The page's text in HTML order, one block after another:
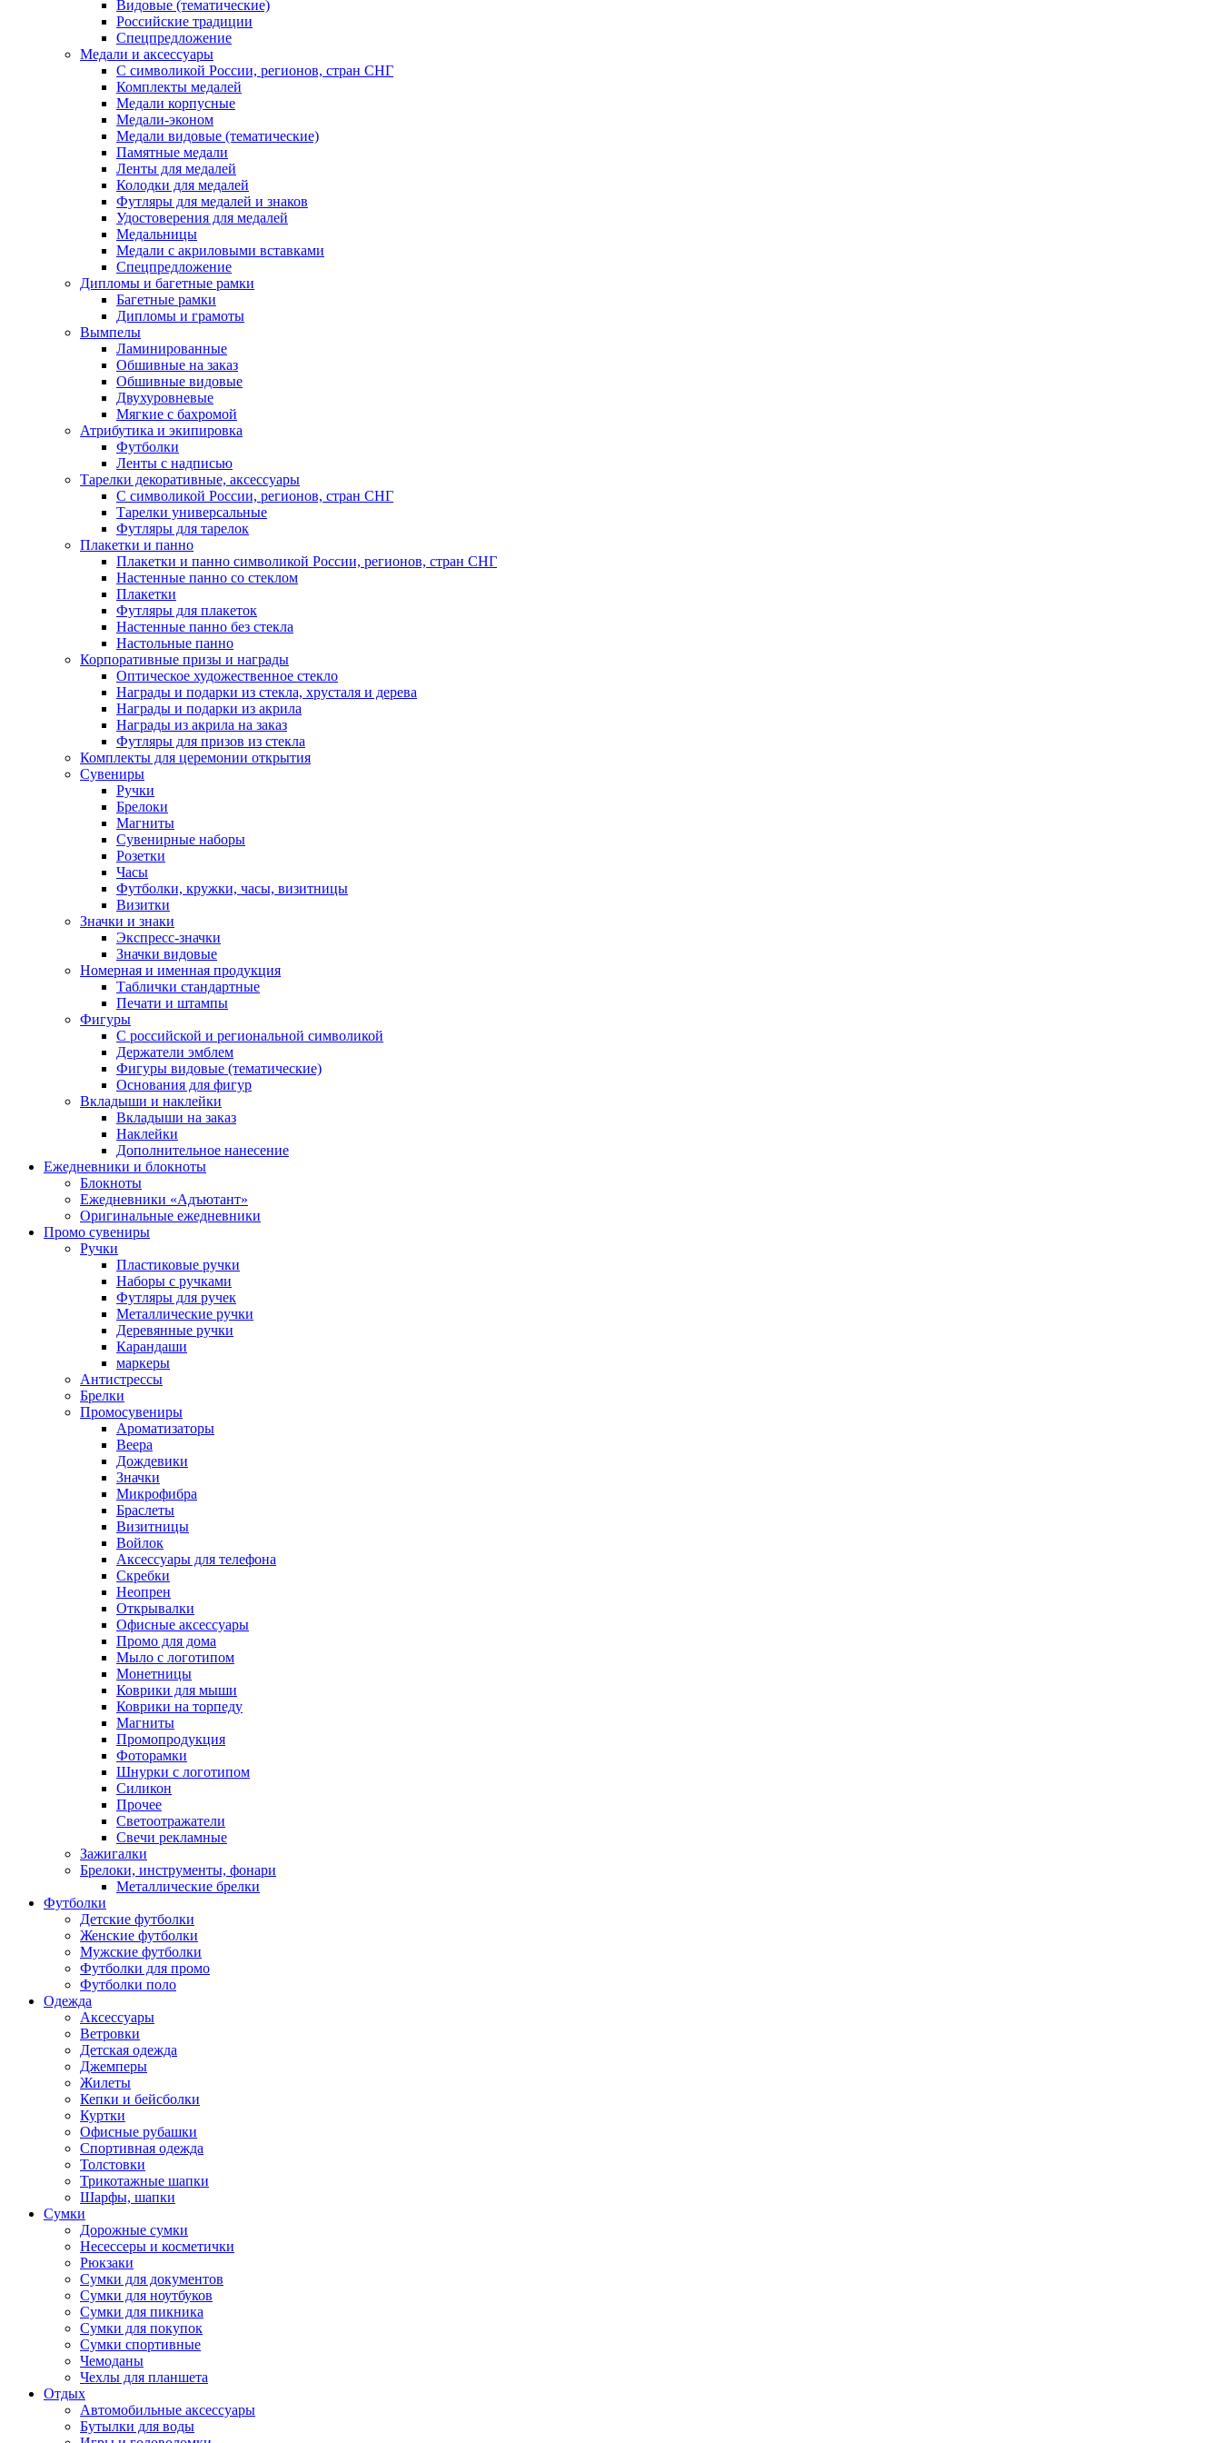
Видовые (тематические)
Российские традиции
Спецпредложение
Медали и аксессуары
С символикой России, регионов, стран СНГ
Комплекты медалей
Медали корпусные
Медали-эконом
Медали видовые (тематические)
Памятные медали
Ленты для медалей
Колодки для медалей
Футляры для медалей и знаков
Удостоверения для медалей
Медальницы
Медали с акриловыми вставками
Спецпредложение
Дипломы и багетные рамки
Багетные рамки
Дипломы и грамоты
Вымпелы
Ламинированные
Обшивные на заказ
Обшивные видовые
Двухуровневые
Мягкие с бахромой
Атрибутика и экипировка
Футболки
Ленты с надписью
Тарелки декоративные, аксессуары
С символикой России, регионов, стран СНГ
Тарелки универсальные
Футляры для тарелок
Плакетки и панно
Плакетки и панно символикой России, регионов, стран СНГ
Настенные панно со стеклом
Плакетки
Футляры для плакеток
Настенные панно без стекла
Настольные панно
Корпоративные призы и награды
Оптическое художественное стекло
Награды и подарки из стекла, хрусталя и дерева
Награды и подарки из акрила
Награды из акрила на заказ
Футляры для призов из стекла
Комплекты для церемонии открытия
Сувениры
Ручки
Брелоки
Магниты
Сувенирные наборы
Розетки
Часы
Футболки, кружки, часы, визитницы
Визитки
Значки и знаки
Экспресс-значки
Значки видовые
Номерная и именная продукция
Таблички стандартные
Печати и штампы
Фигуры
С российской и региональной символикой
Держатели эмблем
Фигуры видовые (тематические)
Основания для фигур
Вкладыши и наклейки
Вкладыши на заказ
Наклейки
Дополнительное нанесение
Ежедневники и блокноты
Блокноты
Ежедневники «Адъютант»
Оригинальные ежедневники
Промо сувениры
Ручки
Пластиковые ручки
Наборы с ручками
Футляры для ручек
Металлические ручки
Деревянные ручки
Карандаши
маркеры
Антистрессы
Брелки
Промосувениры
Ароматизаторы
Веера
Дождевики
Значки
Микрофибра
Браслеты
Визитницы
Войлок
Аксессуары для телефона
Cкребки
Неопрен
Открывалки
Офисные аксессуары
Промо для дома
Мыло с логотипом
Монетницы
Коврики для мыши
Коврики на торпеду
Магниты
Промопродукция
Фоторамки
Шнурки с логотипом
Силикон
Прочее
Светоотражатели
Свечи рекламные
Зажигалки
Брелоки, инструменты, фонари
Металлические брелки
Футболки
Детские футболки
Женские футболки
Мужские футболки
Футболки для промо
Футболки поло
Одежда
Аксессуары
Ветровки
Детская одежда
Джемперы
Жилеты
Кепки и бейсболки
Куртки
Офисные рубашки
Спортивная одежда
Толстовки
Трикотажные шапки
Шарфы, шапки
Сумки
Дорожные сумки
Несессеры и косметички
Рюкзаки
Сумки для документов
Сумки для ноутбуков
Сумки для пикника
Сумки для покупок
Сумки спортивные
Чемоданы
Чехлы для планшета
Отдых
Автомобильные аксессуары
Бутылки для воды